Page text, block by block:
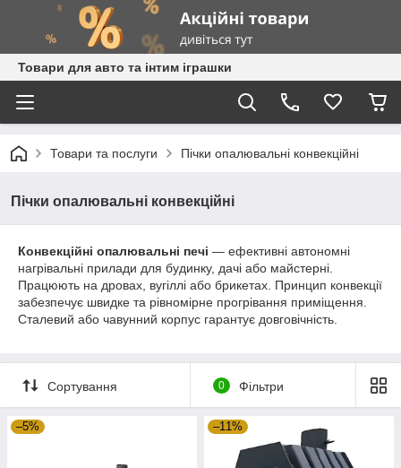
Товари для авто та інтим іграшки
Товари та послуги Пічки опалювальні конвекційні
Пічки опалювальні конвекційні
Конвекційні опалювальні печі — ефективні автономні
нагрівальні прилади для будинку, дачі або майстерні.
Працюють на дровах, вугіллі або брикетах. Принцип конвекції
забезпечує швидке та рівномірне прогрівання приміщення.
Сталевий або чавунний корпус гарантує довговічність.
Сортування 0 Фільтри
–5% –11%